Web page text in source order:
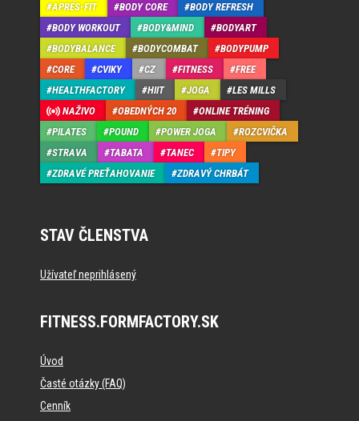
APRÉS-FIT BODY CORE
BODY REFRESH
BODY WORKOUT
BODY&MIND
BODYART
BODYBALANCE
BODYCOMBAT
BODYPUMP
CORE
CVIKY CZ FITNESS
FREE
HEALTHFACTORY
HIIT JOGA
LES MILLS
NAŽIVO
OBEDNÝCH 20
ONLINE TRÉNING
PILATES
POUND POWER JOGA
ROZCVIČKA
STRAVA
TABATA TANEC
TIPY
ZDRAVÉ PREŤAHOVANIE
ZDRAVÝ CHRBÁT
STAV ČLENSTVA
Užívateľ neprihlásený
FITNESS.FORMFACTORY.SK
Úvod
Časté otázky (FAQ)
Cenník